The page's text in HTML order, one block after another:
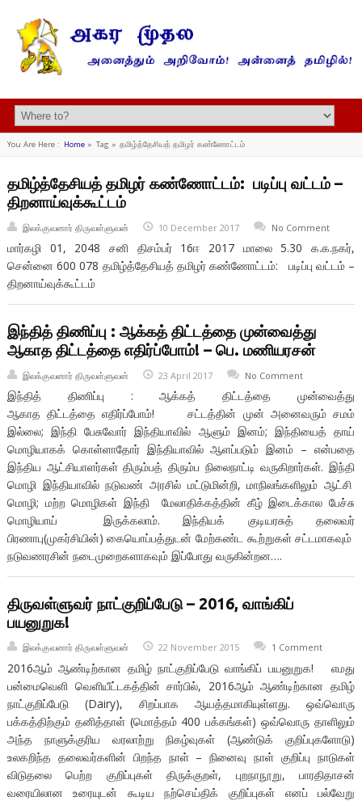
You Are Here : Home» Tag » தமிழ்த்தேசியத் தமிழர் கண்ணோட்டம்
தமிழ்த்தேசியத் தமிழர் கண்ணோட்டம்: படிப்பு வட்டம் –
திறனாய்வுக்கூட்டம்
இலக்குவனார் திருவள்ளுவன் 10 December 2017 No Comment
மார்கழி 01, 2048 சனி திசம்பர் 16ஈ 2017 மாலை 5.30 க.க.நகர்,
சென்னை 600 078 தமிழ்த்தேசியத் தமிழர் கண்ணோட்டம்: படிப்பு வட்டம் –
திறனாய்வுக்கூட்டம்
இந்தித் திணிப்பு : ஆக்கத் திட்டத்தை முன்வைத்து
ஆகாத திட்டத்தை எதிர்ப்போம்! – பெ. மணியரசன்
இலக்குவனார் திருவள்ளுவன் 23 April 2017 No Comment
இந்தித் திணிப்பு : ஆக்கத் திட்டத்தை முன்வைத்து
ஆகாத திட்டத்தை எதிர்ப்போம்! சட்டத்தின் முன் அனைவரும் சமம்
இல்லை; இந்தி பேசுவோர் இந்தியாவில் ஆளும் இனம்; இந்தியைத் தாய்
மொழியாகக் கொள்ளாதோர் இந்தியாவில் ஆளப்படும் இனம் – என்பதை
இந்திய ஆட்சியாளர்கள் திரும்பத் திரும்ப நிலைநாட்டி வருகிறார்கள். இந்தி
மொழி இந்தியாவில் நடுவண் அரசில் மட்டுமின்றி, மாநிலங்களிலும் ஆட்சி
மொழி; மற்ற மொழிகள் இந்தி மேலாதிக்கத்தின் கீழ் இடைக்கால பேச்சு
மொழியாய் இருக்கலாம். இந்தியக் குடியரசுத் தலைவர்
பிரணாபு(முகர்சியின்) கையொப்பத்துடன் மேற்கண்ட கூற்றுகள் சட்டமாகவும்
நடுவணரசின் நடைமுறைகளாகவும் இப்போது வருகின்றன….
திருவள்ளுவர் நாட்குறிப்பேடு – 2016, வாங்கிப்
பயனுறுக!
இலக்குவனார் திருவள்ளுவன் 22 November 2015 1 Comment
2016ஆம் ஆண்டிற்கான தமிழ் நாட்குறிப்பேடு வாங்கிப் பயனுறுக! எமது
பன்மைவெளி வெளியீட்டகத்தின் சார்பில், 2016ஆம் ஆண்டிற்கான தமிழ்
நாட்குறிப்பேடு (Dairy), சிறப்பாக ஆயத்தமாகியுள்ளது. ஒவ்வொரு
பக்கத்திற்கும் தனித்தாள் (மொத்தம் 400 பக்கங்கள்) ஒவ்வொரு தாளிலும்
அந்த நாளுக்குரிய வரலாற்று நிகழ்வுகள் (ஆண்டுக் குறிப்புகளோடு)
உலகறிந்த தலைவர்களின் பிறந்த நாள் – நினைவு நாள் குறிப்பு நாடுகள்
விடுதலை பெற்ற குறிப்புகள் திருக்குறள், புறநாநூறு, பாரதிதாசன்
வரையிலான உரையுடன் கூடிய நற்செய்திக் குறிப்புகள் எனப் பல்வேறு